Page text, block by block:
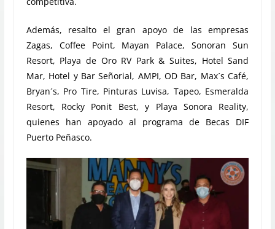
Además, resalto el gran apoyo de las empresas
Zagas, Coffee Point, Mayan Palace, Sonoran Sun
Resort, Playa de Oro RV Park & Suites, Hotel Sand
Mar, Hotel y Bar Señorial, AMPI, OD Bar, Max´s Café,
Bryan´s, Pro Tire, Pinturas Luvisa, Tapeo, Esmeralda
Resort, Rocky Ponit Best, y Playa Sonora Reality,
quienes han apoyado al programa de Becas DIF
Puerto Peñasco.